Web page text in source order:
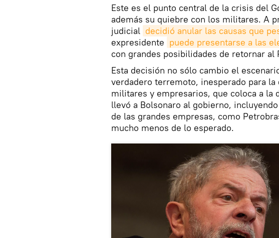
Este es el punto central de la crisis del
además su quiebre con los militares. A
judicial decidió anular las causas que
expresidente puede presentarse a las
con grandes posibilidades de retornar al
Esta decisión no sólo cambio el
verdadero terremoto, inesperado para
militares y empresarios, que coloca a la
llevó a Bolsonaro al gobierno,
de las grandes empresas, como
mucho menos de lo esperado.